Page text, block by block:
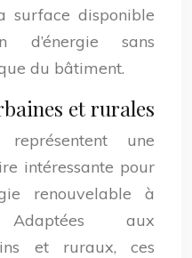
surface disponible
d’énergie sans
du bâtiment.
et rurales
représentent une
intéressante pour
renouvelable à
aux
et ruraux, ces